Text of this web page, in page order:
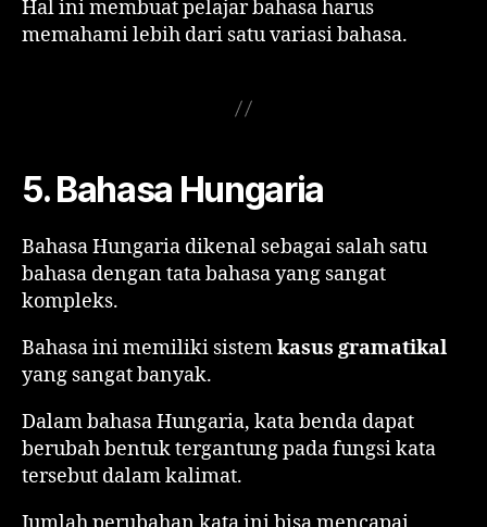
Hal ini membuat pelajar bahasa harus
memahami lebih dari satu variasi bahasa.
5. Bahasa Hungaria
Bahasa Hungaria dikenal sebagai salah satu
bahasa dengan tata bahasa yang sangat
kompleks.
Bahasa ini memiliki sistemkasus gramatikal
yang sangat banyak.
Dalam bahasa Hungaria, kata benda dapat
berubah bentuk tergantung pada fungsi kata
tersebut dalam kalimat.